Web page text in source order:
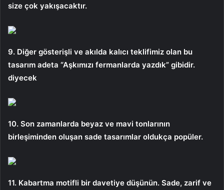
size çok yakışacaktır.
9. Diğer gösterişli ve akılda kalıcı teklifimiz olan bu
tasarım adeta “Aşkımızı fermanlarda yazdık” gibidir.
diyecek
10. Son zamanlarda beyaz ve mavi tonlarının
birleşiminden oluşan sade tasarımlar oldukça popüler.
11. Kabartma motifli bir davetiye düşünün. Sade, zarif ve